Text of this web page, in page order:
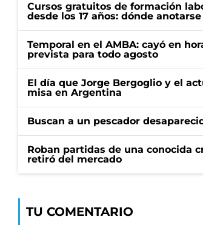
Cursos gratuitos de formación
desde los 17 años: dónde anotarse
Temporal en el AMBA: cayó en
prevista para todo agosto
El día que Jorge Bergoglio y el
misa en Argentina
Buscan a un pescador
Roban partidas de una conocida
retiró del mercado
TU COMENTARIO